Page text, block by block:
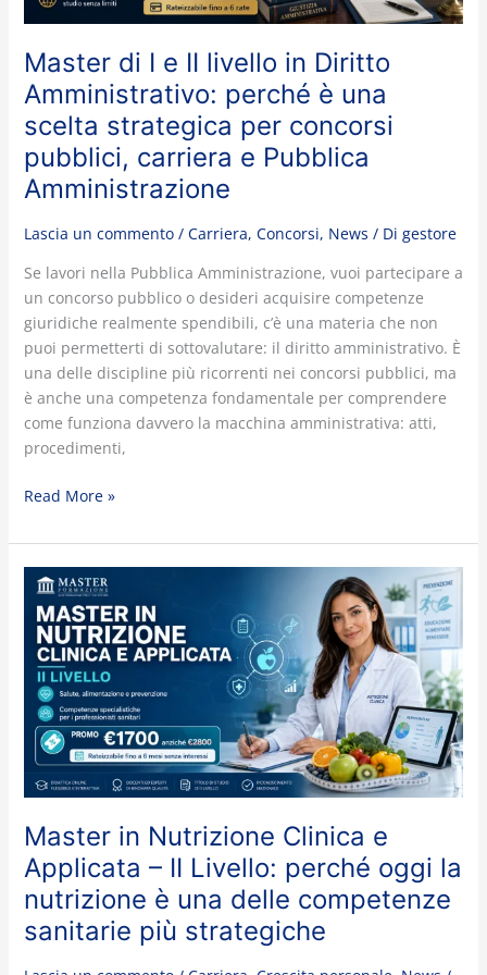
Master di I e II livello in Diritto
Amministrativo: perché è una
scelta strategica per concorsi
pubblici, carriera e Pubblica
Amministrazione
Lascia un commento / Carriera, Concorsi, News / Di gestore
Se lavori nella Pubblica Amministrazione, vuoi partecipare a
un concorso pubblico o desideri acquisire competenze
giuridiche realmente spendibili, c’è una materia che non
puoi permetterti di sottovalutare: il diritto amministrativo. È
una delle discipline più ricorrenti nei concorsi pubblici, ma
è anche una competenza fondamentale per comprendere
come funziona davvero la macchina amministrativa: atti,
procedimenti,
perché
una
scelta
strategica
per
concorsi
pubblici,
e
Pubblica
Amministrazione
Read More »
Master in Nutrizione Clinica e
Applicata – II Livello: perché oggi la
nutrizione è una delle competenze
sanitarie più strategiche
Master
Nutrizione
Clinica
Applicata
Livello:
perché
oggi
la
nutrizione
è
una